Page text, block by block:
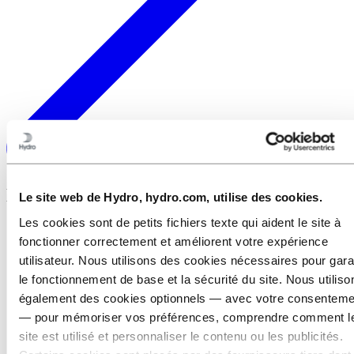
Le site web de Hydro, hydro.com, utilise des cookies.
Les cookies sont de petits fichiers texte qui aident le site à
fonctionner correctement et améliorent votre expérience
utilisateur. Nous utilisons des cookies nécessaires pour
le fonctionnement de base et la sécurité du site. Nous
également des cookies optionnels — avec votre
— pour mémoriser vos préférences, comprendre comment
site est utilisé et personnaliser le contenu ou les publicités.
Découvrez nos domaines d'activité